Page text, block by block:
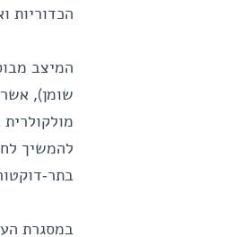
הכדוריות
המיצב
שומן),
להמשיך
בתר-
במסגרת